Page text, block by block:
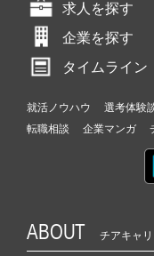
求人を探す
企業を探す
タイムライン
就活ノウハウ 選考体験
転職相談
企業マンガ
ABOUT チアキャ